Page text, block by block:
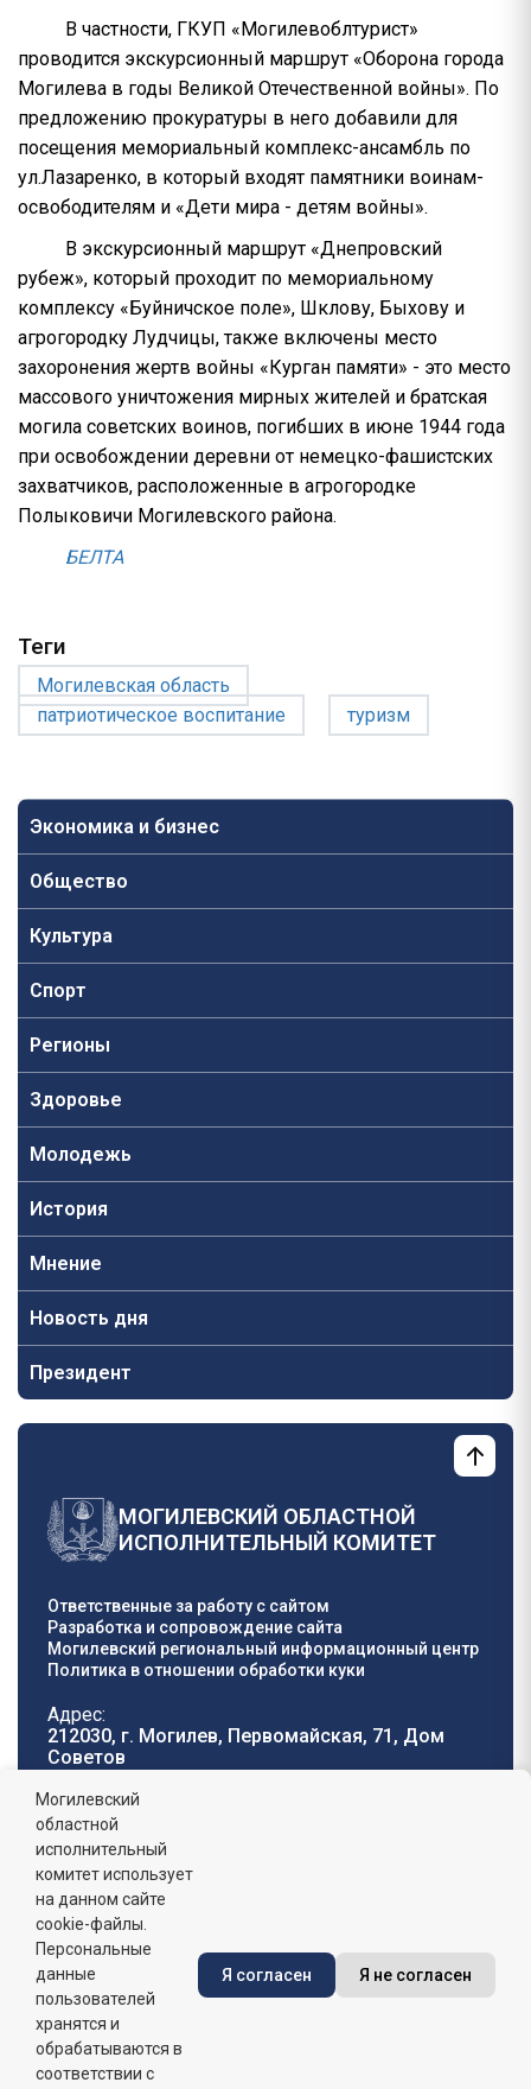
Экономика и бизнес
Общество
Культура
Спорт
Регионы
Здоровье
Молодежь
История
Мнение
Новость дня
Президент
В частности, ГКУП «Могилевоблтурист»
проводится экскурсионный маршрут «Оборона города
Могилева в годы Великой Отечественной войны». По
предложению прокуратуры в него добавили для
посещения мемориальный комплекс-ансамбль по
ул.Лазаренко, в который входят памятники воинам-
освободителям и «Дети мира - детям войны».
В экскурсионный маршрут «Днепровский
рубеж», который проходит по мемориальному
комплексу «Буйничское поле», Шклову, Быхову и
агрогородку Лудчицы, также включены место
захоронения жертв войны «Курган памяти» - это место
массового уничтожения мирных жителей и братская
могила советских воинов, погибших в июне 1944 года
при освобождении деревни от немецко-фашистских
захватчиков, расположенные в агрогородке
Полыковичи Могилевского района.
БЕЛТА
Теги
Могилевская область
патриотическое воспитание
туризм
МОГИЛЕВСКИЙ ОБЛАСТНОЙ
ИСПОЛНИТЕЛЬНЫЙ КОМИТЕТ
Ответственные за работу с сайтом
Разработка и сопровождение сайта
Могилевский региональный информационный центр
Политика в отношении обработки куки
Адрес:
212030, г. Могилев, Первомайская, 71, Дом
Cоветов
Телефон горячей
линии:
8 (0222) 71-32-55
График работы:
пн-пт: 8.00 - 17.00, сб-вс: выходной,
обеденный перерыв: 13:00 - 14:00
Сайт зарегистрирован в Государственном регистре
информационных ресурсов Республики Беларусь. №
Могилевский
областной
исполнительный
комитет использует
на данном сайте
cookie-файлы.
Персональные
данные
пользователей
хранятся и
обрабатываются в
соответствии с
Я согласен Я не согласен